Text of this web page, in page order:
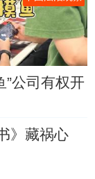
”公司有权开
》藏祸心